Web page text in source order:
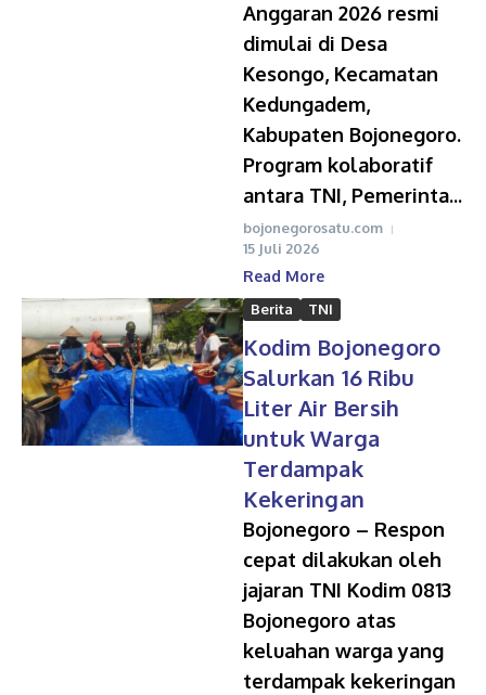
Anggaran 2026 resmi
dimulai di Desa
Kesongo, Kecamatan
Kedungadem,
Kabupaten Bojonegoro.
Program kolaboratif
antara TNI, Pemerinta...
bojonegorosatu.com
15 Juli 2026
Read More
Berita TNI
Kodim Bojonegoro
Salurkan 16 Ribu
Liter Air Bersih
untuk Warga
Terdampak
Kekeringan
Bojonegoro – Respon
cepat dilakukan oleh
jajaran TNI Kodim 0813
Bojonegoro atas
keluahan warga yang
terdampak kekeringan